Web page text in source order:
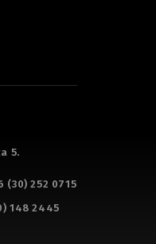
5.
(30) 252 0715
148 2445